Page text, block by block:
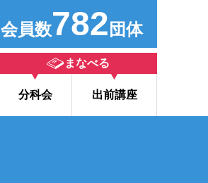
会員数782 団体
まなべる
分科会 出前講座